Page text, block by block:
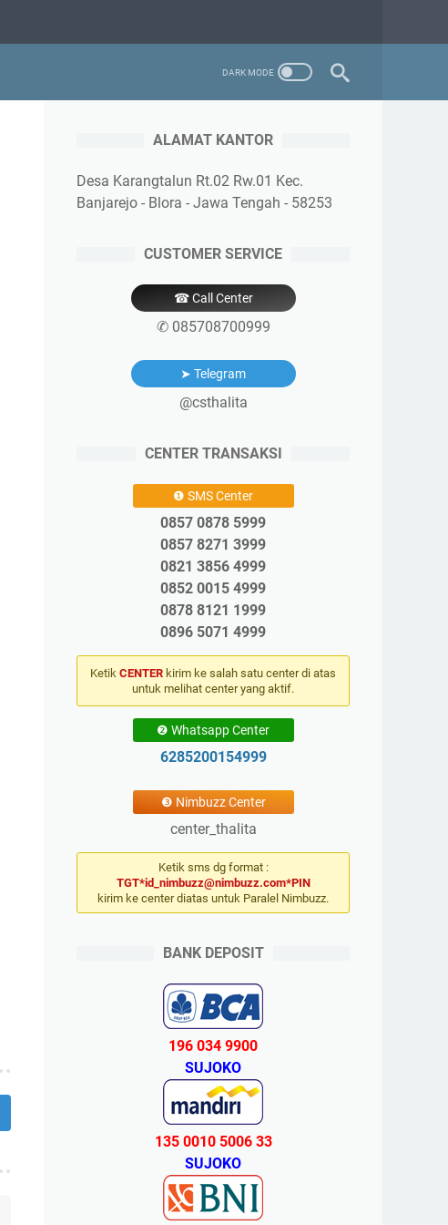
ALAMAT KANTOR
Desa Karangtalun Rt.02 Rw.01 Kec.
Banjarejo - Blora - Jawa Tengah - 58253
CUSTOMER SERVICE
☎ Call Center
✆ 085708700999
➤ Telegram
@csthalita
CENTER TRANSAKSI
❶ SMS Center
0857 0878 5999
0857 8271 3999
0821 3856 4999
0852 0015 4999
0878 8121 1999
0896 5071 4999
Ketik CENTER kirim ke salah satu center di atas
untuk melihat center yang aktif.
❷ Whatsapp Center
6285200154999
❸ Nimbuzz Center
center_thalita
Ketik sms dg format :
TGT*id_nimbuzz@nimbuzz.com*PIN
kirim ke center diatas untuk Paralel Nimbuzz.
BANK DEPOSIT
196 034 9900
SUJOKO
135 0010 5006 33
SUJOKO